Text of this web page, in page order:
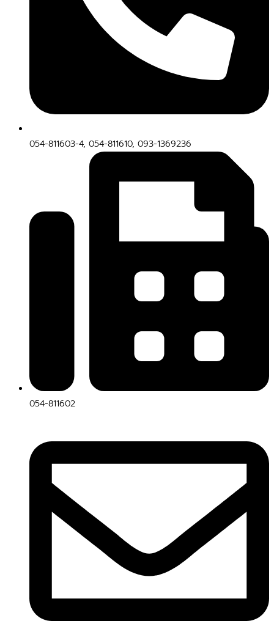
054-811603-4, 054-811610, 093-1369236
054-811602